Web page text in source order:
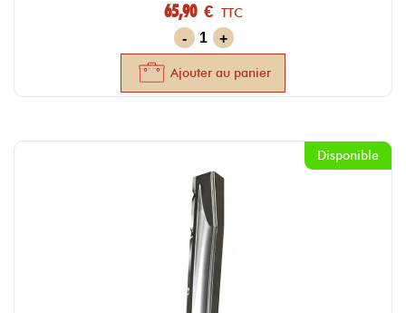
65,90 € TTC
-
+
Ajouter au panier
Disponible